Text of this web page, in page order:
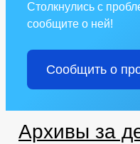
Столкнулись с
сообщите о ней!
Сообщить о
Архивы за